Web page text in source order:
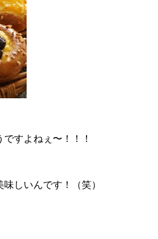
すよねぇ〜！！！
しいんです！（笑）